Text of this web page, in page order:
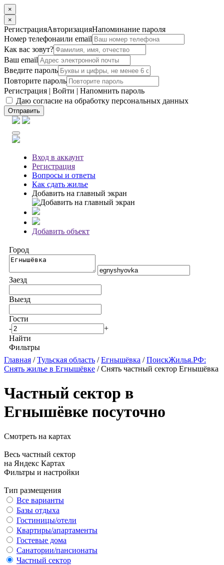
×
×
РегистрацияАвторизацияНапоминание пароля
Номер телефонаили email
Как вас зовут?
Ваш email
Введите пароль
Повторите пароль
Регистрация | Войти | Напомнить пароль
Даю согласие на обработку персональных данных
Отправить
Вход в аккаунт
Регистрация
Вопросы и ответы
Как сдать жилье
Добавить на главный экран
Добавить объект
Город
Заезд
Выезд
Гости
-
+
Найти
Фильтры
Главная /Тульская область /Егнышёвка /ПоискЖилья.РФ:
Снять жилье в Егнышёвке / Снять частный сектор Егнышёвка
Частный сектор в
Егнышёвке посуточно
Смотреть на картах
Весь частный сектор
на Яндекс Картах
Фильтры и настройки
Тип размещения
Все варианты
Базы отдыха
Гостиницы/отели
Квартиры/апартаменты
Гостевые дома
Санатории/пансионаты
Частный сектор